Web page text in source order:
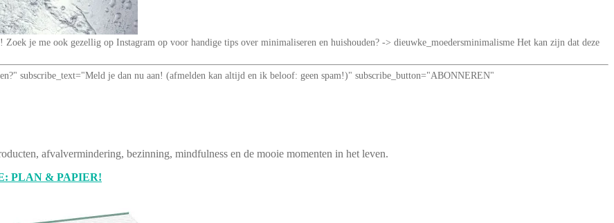
je me ook gezellig op Instagram op voor handige tips over minimaliseren en huishouden? -> dieuwke_moedersminimalisme Het kan zijn dat deze
subscribe_text="Meld je dan nu aan! (afmelden kan altijd en ik beloof: geen spam!)" subscribe_button="ABONNEREN"
afvalvermindering, bezinning, mindfulness en de mooie momenten in het leven.
PLAN & PAPIER!